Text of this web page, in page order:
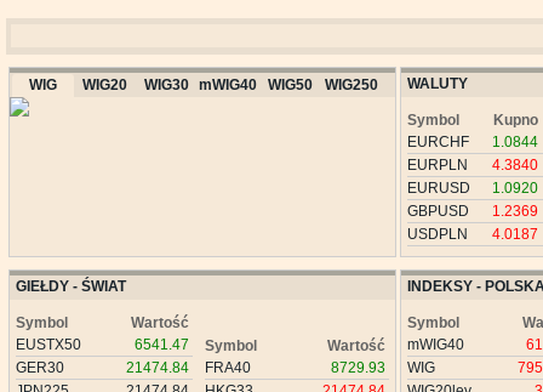
WIG WIG20 WIG30 mWIG40 WIG50 WIG250 WALUTY
Symbol
Kupno
EURCHF
1.0844
EURPLN
4.3840
EURUSD
1.0920
GBPUSD
1.2369
USDPLN
4.0187
GIEŁDY - ŚWIAT
Symbol
Wartość
EUSTX50
6541.47
GER30
21474.84
Symbol
Wartość
FRA40
8729.93
INDEKSY -
Symbol
mWIG40
WIG